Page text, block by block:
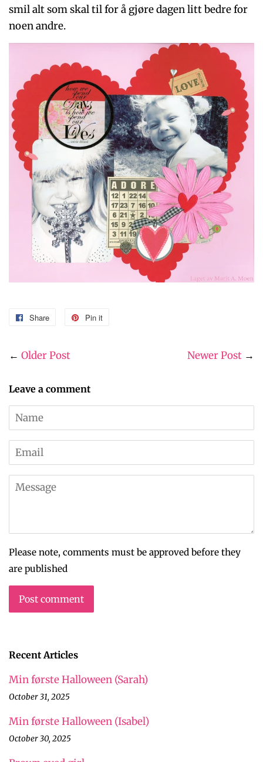
smil alt som skal til for å gjøre dagen litt bedre for
noen andre.
Share
Share
Facebook
Pin it
← Older Post Newer Post →
Leave a comment
Name
Email
Message
Please note, comments must be approved before they
are published
Recent Articles
Min første Halloween (Sarah)
October 31, 2025
Min første Halloween (Isabel)
October 30, 2025